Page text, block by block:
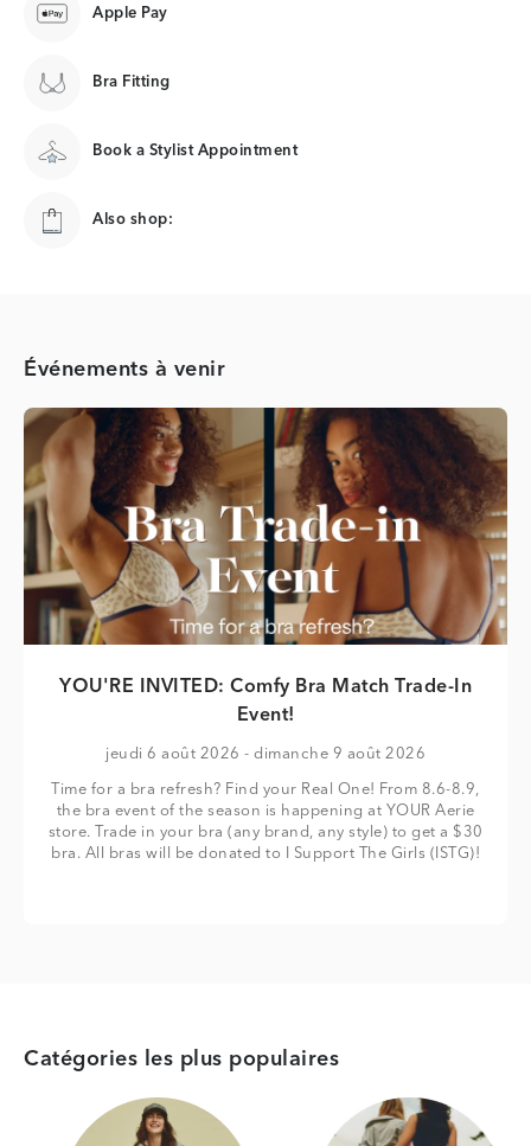
Apple Pay
Bra Fitting
Book a Stylist Appointment
Also shop:
Événements à venir
YOU'RE INVITED: Comfy Bra Match Trade-In
Event!
jeudi 6 août 2026 - dimanche 9 août 2026
Time for a bra refresh? Find your Real One! From 8.6-8.9,
the bra event of the season is happening at YOUR Aerie
store. Trade in your bra (any brand, any style) to get a $30
bra. All bras will be donated to I Support The Girls (ISTG)!
Catégories les plus populaires
Category Card Category